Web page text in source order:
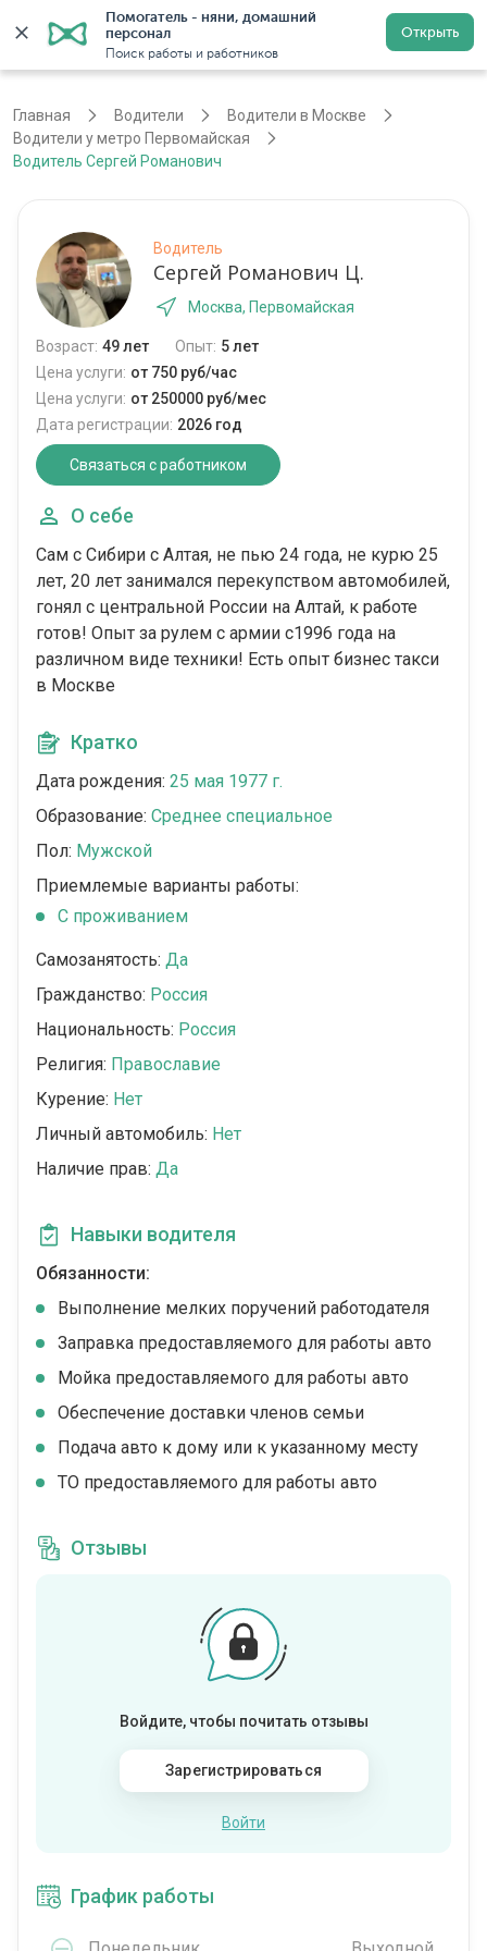
Помогатель - няни, домашний
персонал
Поиск работы и работников
Открыть
Регистрация
Главная Водители
Водители в Москве
Водители у метро Первомайская
Водитель Сергей Романович
Водитель
Сергей Романович Ц.
Москва, Первомайская
Возраст: 49 лет Опыт: 5 лет
Цена услуги: от 750 руб/час
Цена услуги: от 250000 руб/мес
Дата регистрации: 2026 год
Связаться с работником
О себе
Сам с Сибири с Алтая, не пью 24 года, не курю 25
лет, 20 лет занимался перекупством автомобилей,
гонял с центральной России на Алтай, к работе
готов! Опыт за рулем с армии с1996 года на
различном виде техники! Есть опыт бизнес такси
в Москве
Кратко
Дата рождения: 25 мая 1977 г.
Образование: Среднее специальное
Пол: Мужской
Приемлемые варианты работы:
С проживанием
Самозанятость: Да
Гражданство: Россия
Национальность: Россия
Религия: Православие
Курение: Нет
Личный автомобиль: Нет
Наличие прав: Да
Навыки водителя
Обязанности:
Выполнение мелких поручений работодателя
Заправка предоставляемого для работы авто
Мойка предоставляемого для работы авто
Обеспечение доставки членов семьи
Подача авто к дому или к указанному месту
ТО предоставляемого для работы авто
Отзывы
Войдите, чтобы почитать отзывы
Зарегистрироваться
Войти
График работы